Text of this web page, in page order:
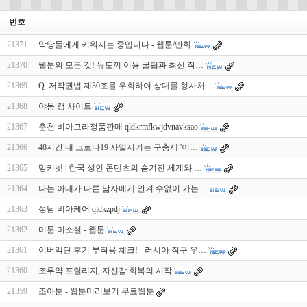
번호
21371 악당들에게 키워지는 중입니다 - 웹툰/만화
21370 웹툰의 모든 것! 뉴토끼 이용 꿀팁과 최신 작…
21369 Q. 저작권법 제30조를 우회하여 상대를 형사처…
21368 야동 캠 사이트
21367 춘천 비아그라정품판매 qldkrmfkwjdvnavksao
21366 48시간 내 코로나19 사멸시키는 구충제 '이…
21365 밍키넷 | 한국 성인 콘텐츠의 숨겨진 세계와 …
21364 나는 아내가 다른 남자에게 안겨 수없이 가는…
21363 성남 비아케어 qldkzpdj
21362 미툰 미소설 - 웹툰
21361 이버멕틴 후기 부작용 체크! - 러시아 직구 우…
21360 조루약 프릴리지, 자신감 회복의 시작
21359 조아툰 - 웹툰미리보기 무료웹툰